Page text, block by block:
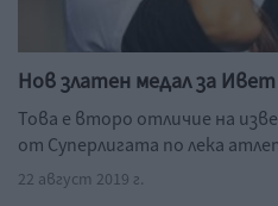
Нов златен медал за
Това е второ отличие на
от Суперлигата по лека
22 август 2019 г.